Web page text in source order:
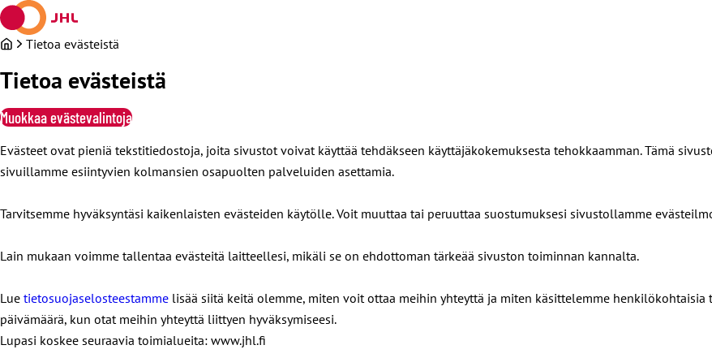
Siirry
sisältöön
Tietoa evästeistä
Tietoa evästeistä
Muokkaa evästevalintoja
Evästeet ovat pieniä tekstitiedostoja, joita sivustot voivat käyttää tehdäkseen käyttäjäkokemuksesta tehokkaamman. Tämä
sivuillamme esiintyvien kolmansien osapuolten palveluiden asettamia.
Tarvitsemme hyväksyntäsi kaikenlaisten evästeiden käytölle. Voit muuttaa tai peruuttaa suostumuksesi sivustollamme
Lain mukaan voimme tallentaa evästeitä laitteellesi, mikäli se on ehdottoman tärkeää sivuston toiminnan kannalta.
Lue tietosuojaselosteestamme lisää siitä keitä olemme, miten voit ottaa meihin yhteyttä ja miten käsittelemme
päivämäärä, kun otat meihin yhteyttä liittyen hyväksymiseesi.
Lupasi koskee seuraavia toimialueita: www.jhl.fi